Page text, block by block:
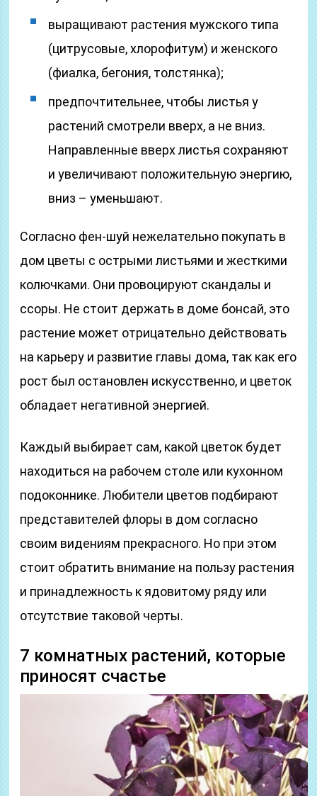
выращивают растения мужского типа
(цитрусовые, хлорофитум) и женского
(фиалка, бегония, толстянка);
предпочтительнее, чтобы листья у
растений смотрели вверх, а не вниз.
Направленные вверх листья сохраняют
и увеличивают положительную энергию,
вниз – уменьшают.
Согласно фен-шуй нежелательно покупать в
дом цветы с острыми листьями и жесткими
колючками. Они провоцируют скандалы и
ссоры. Не стоит держать в доме бонсай, это
растение может отрицательно действовать
на карьеру и развитие главы дома, так как его
рост был остановлен искусственно, и цветок
обладает негативной энергией.
Каждый выбирает сам, какой цветок будет
находиться на рабочем столе или кухонном
подоконнике. Любители цветов подбирают
представителей флоры в дом согласно
своим видениям прекрасного. Но при этом
стоит обратить внимание на пользу растения
и принадлежность к ядовитому ряду или
отсутствие таковой черты.
7 комнатных растений, которые
приносят счастье